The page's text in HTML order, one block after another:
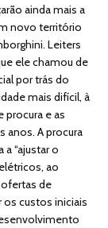
ainda mais a
novo território
Leiters
ele chamou de
por trás do
mais difícil, à
procura e as
anos. A procura
“ajustar o
ao
de
os custos iniciais